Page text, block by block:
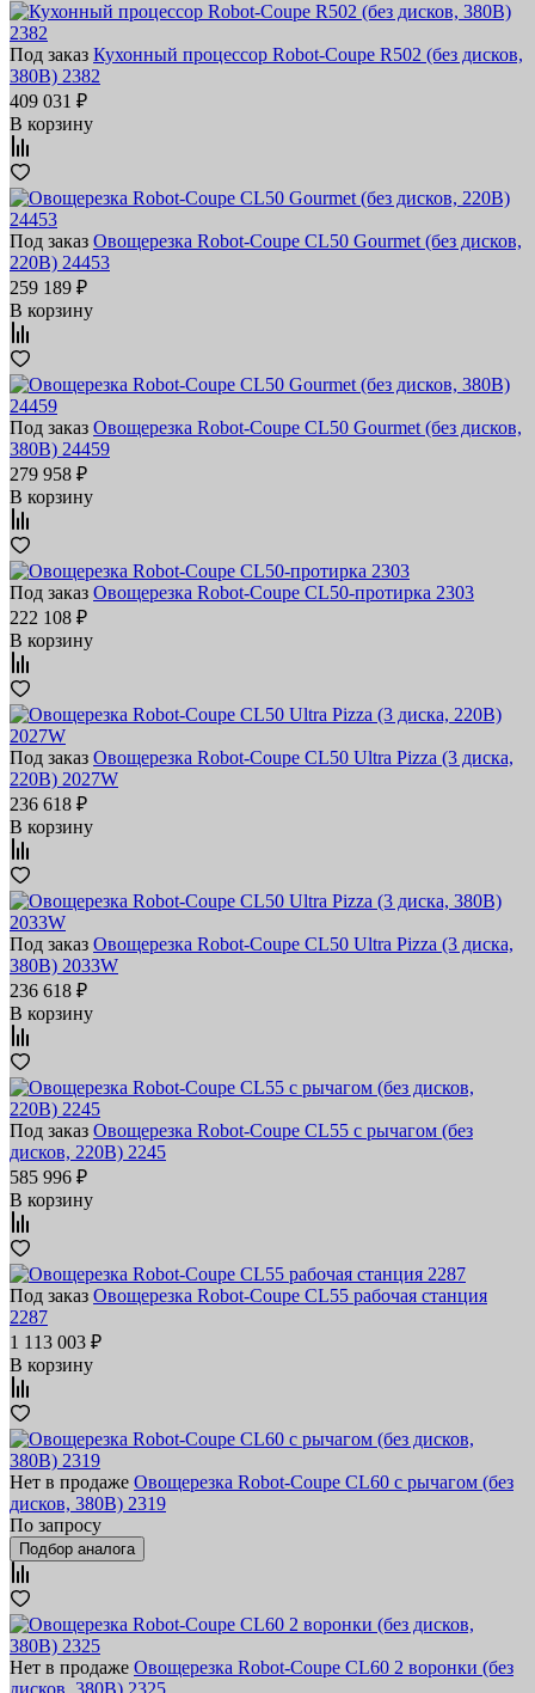
Под заказ Кухонный процессор Robot-Coupe R502 (без дисков,
380В) 2382
409 031 ₽
В корзину
Под заказ Овощерезка Robot-Coupe CL50 Gourmet (без дисков,
220В) 24453
259 189 ₽
В корзину
Под заказ Овощерезка Robot-Coupe CL50 Gourmet (без дисков,
380В) 24459
279 958 ₽
В корзину
Под заказ Овощерезка Robot-Coupe CL50-протирка 2303
222 108 ₽
В корзину
Под заказ Овощерезка Robot-Coupe CL50 Ultra Pizza (3 диска,
220В) 2027W
236 618 ₽
В корзину
Под заказ Овощерезка Robot-Coupe CL50 Ultra Pizza (3 диска,
380В) 2033W
236 618 ₽
В корзину
Под заказ Овощерезка Robot-Coupe CL55 с рычагом (без
дисков, 220В) 2245
585 996 ₽
В корзину
Под заказ Овощерезка Robot-Coupe CL55 рабочая станция
2287
1 113 003 ₽
В корзину
Нет в продаже Овощерезка Robot-Coupe CL60 с рычагом (без
дисков, 380В) 2319
По запросу
Подбор аналога
Нет в продаже Овощерезка Robot-Coupe CL60 2 воронки (без